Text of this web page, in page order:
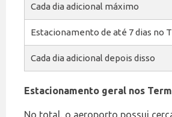
Cada dia adicional máximo
Estacionamento de até 7 dias no
Cada dia adicional depois disso
Estacionamento geral nos
No total, o aeroporto possui